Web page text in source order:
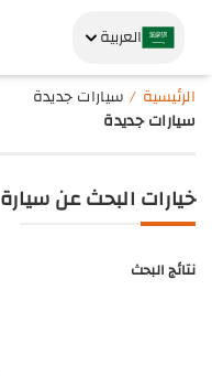
العربية
الرئيسية
سيارات جديدة
سيارات جديدة
خيارات البحث عن سيارة
نتائج البحث